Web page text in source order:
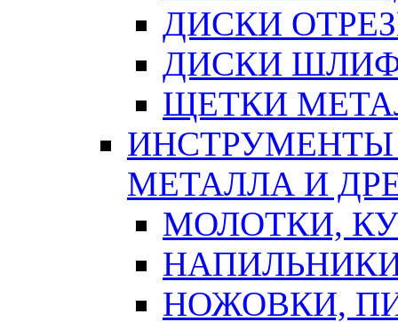
ДИСКИ
ДИСКИ
ЩЕТКИ
ИНСТРУМЕНТЫ
МЕТАЛЛА И
МОЛОТКИ,
НОЖОВКИ,